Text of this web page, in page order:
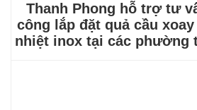
Thanh Phong hỗ trợ tư
công lắp đặt quả cầu
nhiệt inox tại các phường